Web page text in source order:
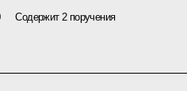
Содержит 2 поручения